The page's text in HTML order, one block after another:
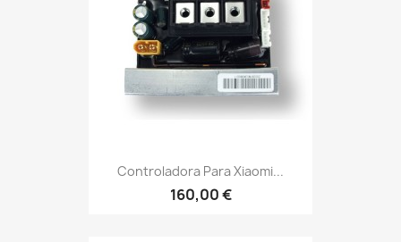
Controladora Para Xiaomi...
160,00 €